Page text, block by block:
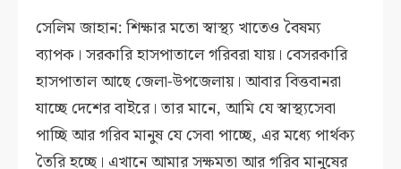
সেলিম জাহান: শিক্ষার মতো স্বাস্থ্য খাতেও বৈষম্য
ব্যাপক। সরকারি হাসপাতালে গরিবরা যায়। বেসরকারি
হাসপাতাল আছে জেলা-উপজেলায়। আবার বিত্তবানরা
যাচ্ছে দেশের বাইরে। তার মানে, আমি যে স্বাস্থ্যসেবা
পাচ্ছি আর গরিব মানুষ যে সেবা পাচ্ছে, এর মধ্যে পার্থক্য
তৈরি হচ্ছে। এখানে আমার সক্ষমতা আর গরিব মানুষের